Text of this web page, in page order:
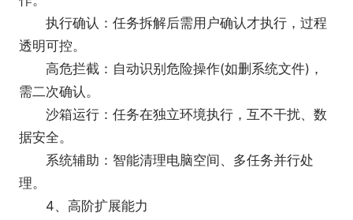
内容创作：根据主题/模版，自动搜集资料并生成
完整的PPT。
执行确认：任务拆解后需用户确认才执行，过程
透明可控。
高危拦截：自动识别危险操作(如删系统文件)，
需二次确认。
沙箱运行：任务在独立环境执行，互不干扰、数
据安全。
系统辅助：智能清理电脑空间、多任务并行处
理。
4、高阶扩展能力